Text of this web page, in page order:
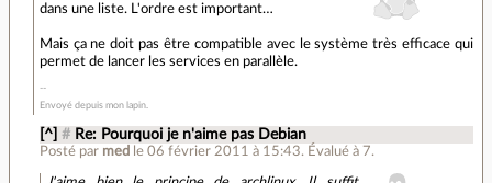
dans une liste. L'ordre est important…
Mais ça ne doit pas être compatible avec le système très efficace qui
permet de lancer les services en parallèle.
Envoyé depuis mon lapin.
[^] # Re: Pourquoi je n'aime pas Debian
Posté par med le 06 février 2011 à 15:43. Évalué à7.